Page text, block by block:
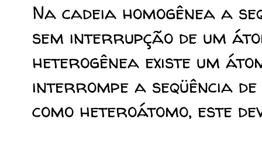
Na cadeia homogênea a
sem interrupção de um
heterogênea existe um
interrompe a seqüência
como heteroátomo, este